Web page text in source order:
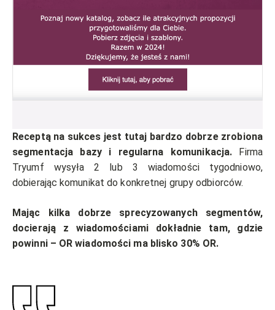
Receptą na sukces jest tutaj bardzo dobrze zrobiona
segmentacja bazy i regularna komunikacja. Firma
Tryumf wysyła 2 lub 3 wiadomości tygodniowo,
dobierając komunikat do konkretnej grupy odbiorców.
Mając kilka dobrze sprecyzowanych segmentów,
docierają z wiadomościami dokładnie tam, gdzie
powinni – OR wiadomości ma blisko 30% OR.